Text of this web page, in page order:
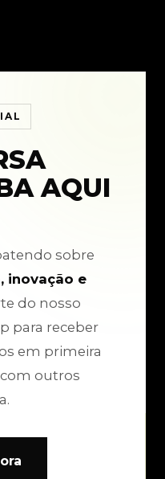
AQUI
sobre
inovação e
do nosso
para receber
em primeira
outros